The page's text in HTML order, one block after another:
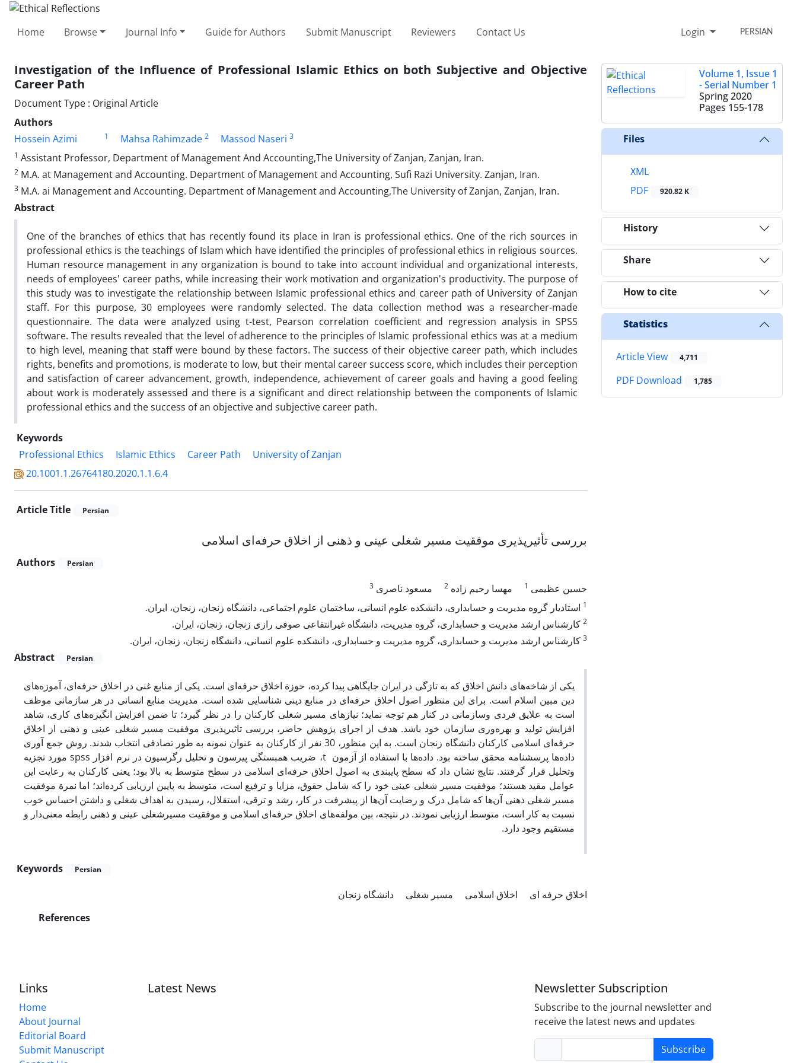
Home Browse Journal Info Guide for Authors Submit Manuscript Reviewers Contact Us Login PERSIAN
Investigation of the Influence of Professional Islamic Ethics on both Subjective and Objective
Career Path
Document Type : Original Article
Authors
Hossein Azimi
1 Mahsa Rahimzade 2 Massod Naseri 3
1 Assistant Professor, Department of Management And Accounting,The University of Zanjan, Zanjan, Iran.
2 M.A. at Management and Accounting. Department of Management and Accounting, Sufi Razi University. Zanjan, Iran.
3 M.A. ai Management and Accounting. Department of Management and Accounting,The University of Zanjan, Zanjan, Iran.
Abstract
One of the branches of ethics that has recently found its place in Iran is professional ethics. One of the rich sources in
professional ethics is the teachings of Islam which have identified the principles of professional ethics in religious sources.
Human resource management in any organization is bound to take into account individual and organizational interests,
needs of employees' career paths, while increasing their work motivation and organization's productivity. The purpose of
this study was to investigate the relationship between Islamic professional ethics and career path of University of Zanjan
staff. For this purpose, 30 employees were randomly selected. The data collection method was a researcher-made
questionnaire. The data were analyzed using t-test, Pearson correlation coefficient and regression analysis in SPSS
software. The results revealed that the level of adherence to the principles of Islamic professional ethics was at a medium
to high level, meaning that staff were bound by these factors. The success of their objective career path, which includes
rights, benefits and promotions, is moderate to low, but their mental career success score, which includes their perception
and satisfaction of career advancement, growth, independence, achievement of career goals and having a good feeling
about work is moderately assessed and there is a significant and direct relationship between the components of Islamic
professional ethics and the success of an objective and subjective career path.
Keywords
Professional Ethics
Islamic Ethics Career Path
University of Zanjan
20.1001.1.26764180.2020.1.1.6.4
Article Title Persian
بررسی تأثیر‌پذیری موفقیت مسیر شغلی عینی و ذهنی از اخلاق حرفه‌ای اسلامی
Authors Persian
حسین عظیمی 1 مهسا رحیم زاده 2 مسعود ناصری 3
1 استادیار گروه مدیریت و حسابداری، دانشکده علوم انسانی، ساختمان علوم اجتماعی، دانشگاه زنجان، زنجان، ایران.
2 کارشناس ارشد مدیریت و حسابداری، گروه مدیریت، دانشگاه غیرانتفاعی صوفی رازی زنجان، زنجان، ایران.
3 کارشناس ارشد مدیریت و حسابداری، گروه مدیریت و حسابداری، دانشکده علوم انسانی، دانشگاه زنجان، زنجان، ایران.
Abstract
Persian
یکی از شاخه‌های دانش اخلاق که به تازگی در ایران جایگاهی پیدا کرده، حوزة اخلاق حرفه‌ای است. یکی از منابع غنی در اخلاق حرفه‌ای، آموزه‌های
دین مبین اسلام است. برای این منظور اصول اخلاق حرفه‌ای در منابع دینی شناسایی شده است. مدیریت منابع انسانی در هر سازمانی موظف
است به علایق فردی وسازمانی در کنار هم توجه نماید؛ نیازهای مسیر شغلی کارکنان را در نظر گیرد؛ تا ضمن افزایش انگیزه‌های کاری، شاهد
افزایش تولید و بهره‌وری سازمان خود باشد. هدف از اجرای پژوهش حاضر، بررسی تاثیر‌پذیری موفقیت مسیر شغلی عینی و ذهنی از اخلاق
حرفه‌ای اسلامی کارکنان دانشگاه زنجان است. به این منظور، 30 نفر از کارکنان به عنوان نمونه به طور تصادفی انتخاب شدند. روش جمع آوری
داده‌ها پرسشنامه محقق ساخته بود. داده‌ها با استفاده از آزمون t، ضریب همبستگی پیرسون و تحلیل رگرسیون در نرم افزار spss مورد تجزیه
وتحلیل قرار گرفتند. نتایج نشان داد که سطح پایبندی به اصول اخلاق حرفه‌ای اسلامی در سطح متوسط به بالا بود؛ یعنی کارکنان به رعایت این
عوامل مقید هستند؛ موفقیت مسیر شغلی عینی خود را که شامل حقوق، مزایا و ترفیع است، متوسط به پایین ارزیابی کرده‌اند؛ اما نمرة موفقیت
مسیر شغلی ذهنی آن‌ها که شامل درک و رضایت آن‌ها از پیشرفت در کار، رشد و ترقی، استقلال، رسیدن به اهداف شغلی و داشتن احساس خوب
نسبت به کار است، متوسط ارزیابی نمودند. در نتیجه، بین مولفه‌های اخلاق حرفه‌ای اسلامی و موفقیت مسیرشغلی عینی و ذهنی رابطه معنی‌دار و
مستقیم وجود دارد.
Keywords Persian
اخلاق حرفه ای اخلاق اسلامی مسیر شغلی
دانشگاه زنجان
References
Volume 1, Issue 1
- Serial Number 1
Spring 2020
Pages 155-178
Files
XML
PDF
920.82 K
History
Share
How to cite
Statistics
Article View 4,711
PDF Download 1,785
Links
Home
About Journal
Editorial Board
Submit Manuscript
Latest News Newsletter Subscription
Subscribe to the journal newsletter and
receive the latest news and updates
Subscribe